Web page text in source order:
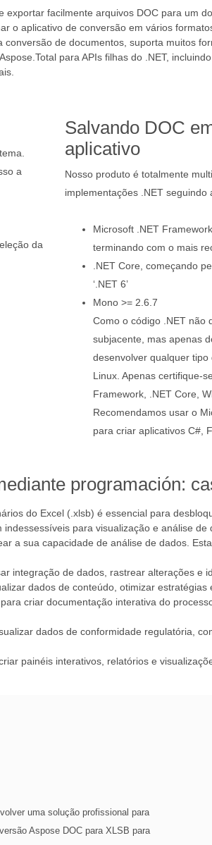
facilmente arquivos DOC para um
aplicativo de conversão em vários
de documentos, suporta muitos
para APIs filhas do .NET, incluindo
a
da
Salvando DOC
aplicativo
Nosso produto é totalmente
implementações .NET seguindo
Microsoft .NET
terminando com o mais
.NET Core, começando
‘.NET 6’
Mono >= 2.6.7
Como o código .NET não
subjacente, mas apenas
desenvolver qualquer tipo
Linux. Apenas certifique-
Framework, .NET Core,
Recomendamos usar o
para criar aplicativos C#,
programación:
do Excel (.xlsb) é essencial para
para visualização e análise de
a sua capacidade de análise de dados.
integração de dados, rastrear alterações e
dados de conteúdo, otimizar estratégias
criar documentação interativa do
dados de conformidade regulatória,
painéis interativos, relatórios e
uma solução profissional para
Aspose DOC para XLSB para